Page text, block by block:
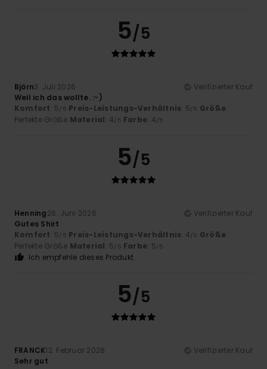
5/5
Björn3. Juli 2026
Verifizierter Kauf
Weil ich das wollte. :-)
Komfort: 5/5 Preis-Leistungs-Verhältnis: 5/5 Größe:
Perfekte Größe Material: 4/5 Farbe: 4/5
5/5
Henning26. Juni 2026
Verifizierter Kauf
Gutes Shirt
Komfort: 5/5 Preis-Leistungs-Verhältnis: 4/5 Größe:
Perfekte Größe Material: 5/5 Farbe: 5/5
Ich empfehle dieses Produkt
5/5
FRANCK12. Februar 2026
Verifizierter Kauf
Sehr gut